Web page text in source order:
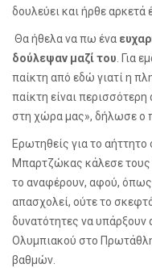
δουλεύει και ήρθε αρκετά
Θα ήθελα να πω ένα
δούλεψαν μαζί του . Για
παίκτη από εδώ γιατί η
παίκτη είναι
στη χώρα μας», δήλωσε ο
Ερωτηθείς για το
Μπαρτζώκας κάλεσε
το αναφέρουν, αφού, όπως
απασχολεί, ούτε το
δυνατότητες να υπάρξουν
Ολυμπιακού στο
βαθμών.